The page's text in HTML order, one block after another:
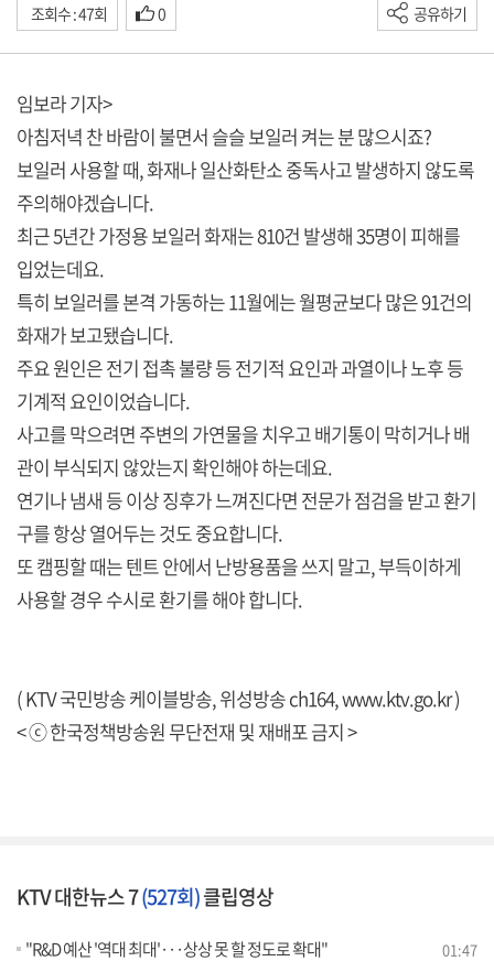
조회수 : 47회 0 공유하기
임보라 기자>
아침저녁 찬 바람이 불면서 슬슬 보일러 켜는 분 많으시죠?
보일러 사용할 때, 화재나 일산화탄소 중독사고 발생하지 않도록
주의해야겠습니다.
최근 5년간 가정용 보일러 화재는 810건 발생해 35명이 피해를
입었는데요.
특히 보일러를 본격 가동하는 11월에는 월평균보다 많은 91건의
화재가 보고됐습니다.
주요 원인은 전기 접촉 불량 등 전기적 요인과 과열이나 노후 등
기계적 요인이었습니다.
사고를 막으려면 주변의 가연물을 치우고 배기통이 막히거나 배
관이 부식되지 않았는지 확인해야 하는데요.
연기나 냄새 등 이상 징후가 느껴진다면 전문가 점검을 받고 환기
구를 항상 열어두는 것도 중요합니다.
또 캠핑할 때는 텐트 안에서 난방용품을 쓰지 말고, 부득이하게
사용할 경우 수시로 환기를 해야 합니다.
( KTV 국민방송 케이블방송, 위성방송 ch164,www.ktv.go.kr)
< ⓒ 한국정책방송원 무단전재 및 재배포 금지 >
KTV 대한뉴스 7(527회)클립영상
"R&D 예산 '역대 최대'···상상 못 할 정도로 확대" 01:47